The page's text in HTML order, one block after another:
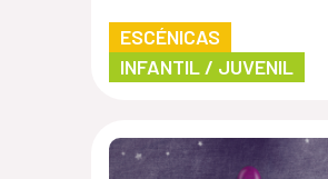
ESCÉNICAS
INFANTIL / JUVENIL